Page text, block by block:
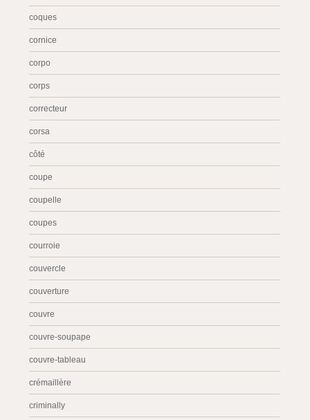
coques
cornice
corpo
corps
correcteur
corsa
côté
coupe
coupelle
coupes
courroie
couvercle
couverture
couvre
couvre-soupape
couvre-tableau
crémaillère
criminally